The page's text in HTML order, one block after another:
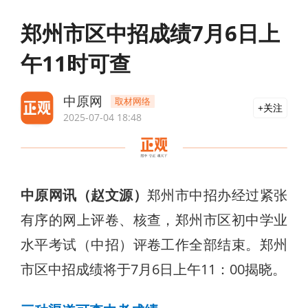
郑州市区中招成绩7月6日上
午11时可查
中原网 取材网络
2025-07-04 18:48
关注
中原网讯（赵文源） 郑州市中招办经过紧张
有序的网上评卷、核查，郑州市区初中学业
水平考试（中招）评卷工作全部结束。郑州
市区中招成绩将于7月6日上午11：00揭晓。